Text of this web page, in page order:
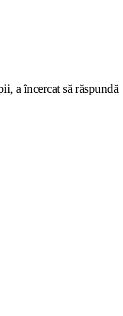
a încercat să răspundă